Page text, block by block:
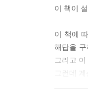
이 책이
이 책에
해답을
그리고
그런데